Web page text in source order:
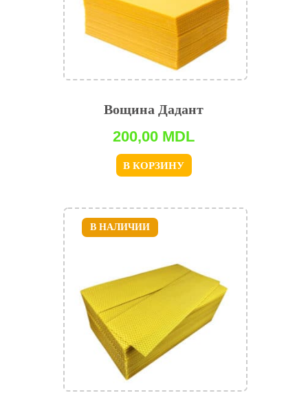
Вощина Дадант
200,00 MDL
В КОРЗИНУ
В НАЛИЧИИ